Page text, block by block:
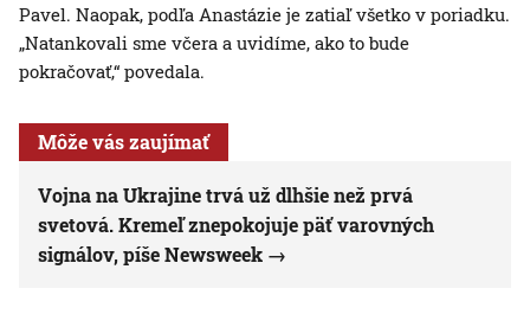
Pavel. Naopak, podľa Anastázie je zatiaľ všetko v poriadku.
„Natankovali sme včera a uvidíme, ako to bude
pokračovať,“ povedala.
Môže vás zaujímať
Vojna na Ukrajine trvá už dlhšie než prvá
svetová. Kremeľ znepokojuje päť varovných
signálov, píše Newsweek